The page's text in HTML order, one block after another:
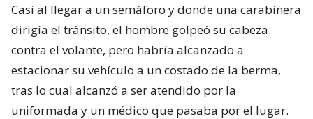
Casi al llegar a un semáforo y donde una carabinera
dirigía el tránsito, el hombre golpeó su cabeza
contra el volante, pero habría alcanzado a
estacionar su vehículo a un costado de la berma,
tras lo cual alcanzó a ser atendido por la
uniformada y un médico que pasaba por el lugar.